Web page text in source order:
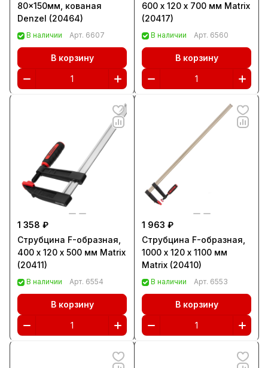
80x150мм, кованая
Denzel (20464)
В наличии Арт. 6607
В корзину
600 х 120 х 700 мм Matrix
(20417)
В наличии Арт. 6560
В корзину
1 358 ₽
Струбцина F-образная,
400 х 120 х 500 мм Matrix
(20411)
В наличии Арт. 6554
В корзину
1 963 ₽
Струбцина F-образная,
1000 х 120 х 1100 мм
Matrix (20410)
В наличии Арт. 6553
В корзину